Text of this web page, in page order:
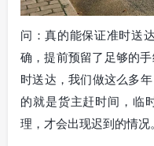
问：真的能保证准时送
确，提前预留了足够的
时送达，我们做这么多
的就是货主赶时间，临
理，才会出现迟到的情况。